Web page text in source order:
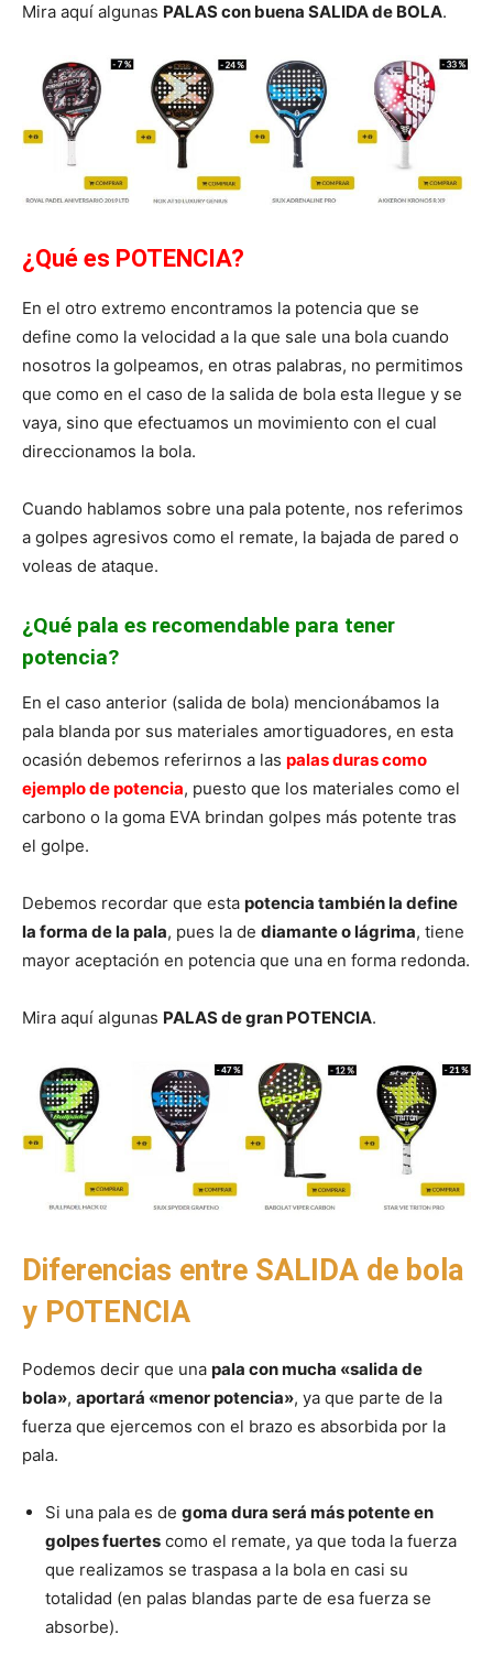
Mira aquí algunas PALAS con buena SALIDA de BOLA.
¿Qué es POTENCIA?
En el otro extremo encontramos la potencia que se
define como la velocidad a la que sale una bola cuando
nosotros la golpeamos, en otras palabras, no permitimos
que como en el caso de la salida de bola esta llegue y se
vaya, sino que efectuamos un movimiento con el cual
direccionamos la bola.
Cuando hablamos sobre una pala potente, nos referimos
a golpes agresivos como el remate, la bajada de pared o
voleas de ataque.
¿Qué pala es recomendable para tener
potencia?
En el caso anterior (salida de bola) mencionábamos la
pala blanda por sus materiales amortiguadores, en esta
ocasión debemos referirnos a las palas duras como
ejemplo de potencia, puesto que los materiales como el
carbono o la goma EVA brindan golpes más potente tras
el golpe.
Debemos recordar que esta potencia también la define
la forma de la pala, pues la de diamante o lágrima, tiene
mayor aceptación en potencia que una en forma redonda.
Mira aquí algunas PALAS de gran POTENCIA.
Diferencias entre SALIDA de bola
y POTENCIA
Podemos decir que una pala con mucha «salida de
bola», aportará «menor potencia», ya que parte de la
fuerza que ejercemos con el brazo es absorbida por la
pala.
Si una pala es de goma dura será más potente en
golpes fuertes como el remate, ya que toda la fuerza
que realizamos se traspasa a la bola en casi su
totalidad (en palas blandas parte de esa fuerza se
absorbe).